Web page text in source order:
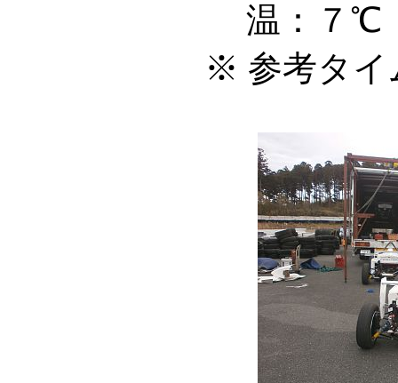
温：７℃
※ 参考タイ